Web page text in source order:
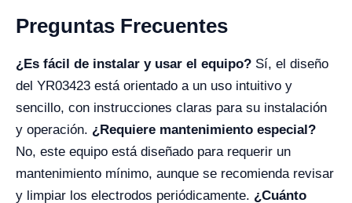
Preguntas Frecuentes
¿Es fácil de instalar y usar el equipo? Sí, el diseño
del YR03423 está orientado a un uso intuitivo y
sencillo, con instrucciones claras para su instalación
y operación. ¿Requiere mantenimiento especial?
No, este equipo está diseñado para requerir un
mantenimiento mínimo, aunque se recomienda revisar
y limpiar los electrodos periódicamente. ¿Cuánto